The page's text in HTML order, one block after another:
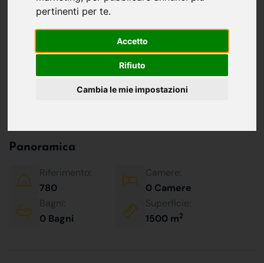
pertinenti per te.
Accetto
Rifiuto
Cambia le mie impostazioni
a interrato
ideale per realizzare anche una piscina.
L'ipotetico sviluppo prevede soluzione con
soggiorno cucina abitabile, tre camere e due
Panoramica
Riferimento:
780
Camere:
0 Camere
Bagni:
0 Bagni
Superficie:
1500 m2